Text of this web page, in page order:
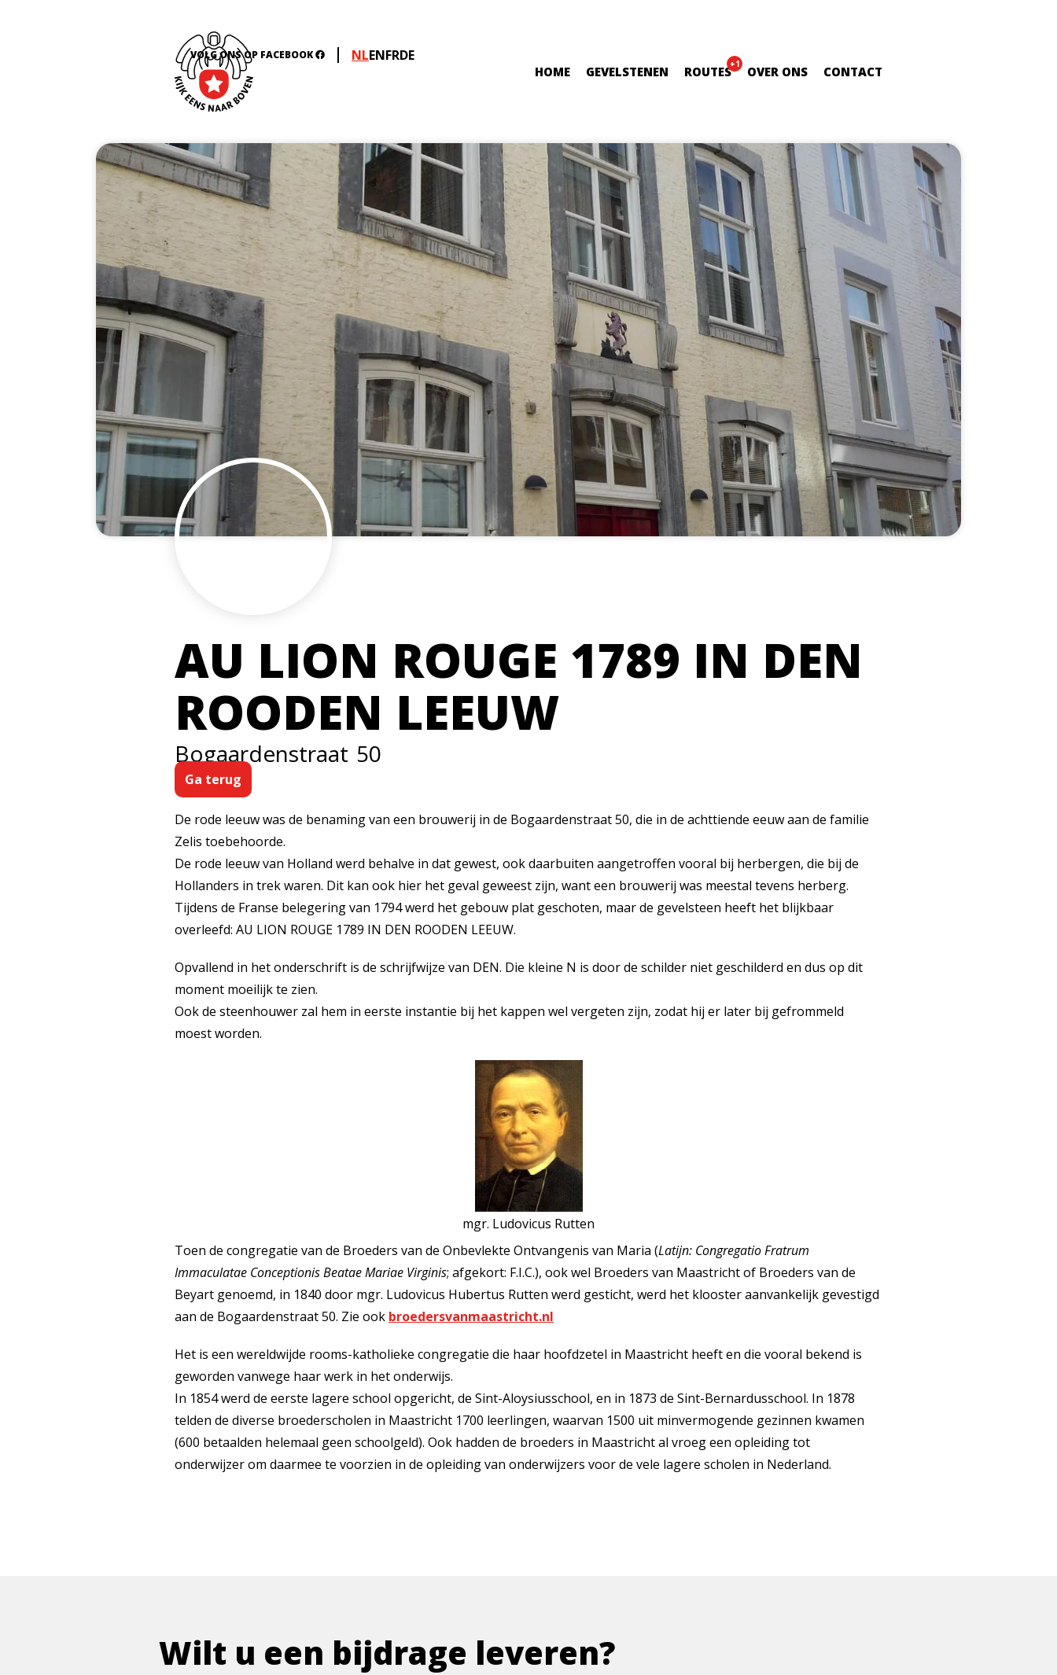
VOLG ONS OP FACEBOOK NLENFRDE
HOME GEVELSTENEN ROUTES+1 OVER ONS CONTACT
AU LION ROUGE 1789 IN DEN
ROODEN LEEUW
Bogaardenstraat 50
Ga terug
De rode leeuw was de benaming van een brouwerij in de Bogaardenstraat 50, die in de achttiende eeuw aan de familie
Zelis toebehoorde.
De rode leeuw van Holland werd behalve in dat gewest, ook daarbuiten aangetroffen vooral bij herbergen, die bij de
Hollanders in trek waren. Dit kan ook hier het geval geweest zijn, want een brouwerij was meestal tevens herberg.
Tijdens de Franse belegering van 1794 werd het gebouw plat geschoten, maar de gevelsteen heeft het blijkbaar
overleefd: AU LION ROUGE 1789 IN DEN ROODEN LEEUW.
Opvallend in het onderschrift is de schrijfwijze van DEN. Die kleine N is door de schilder niet geschilderd en dus op dit
moment moeilijk te zien.
Ook de steenhouwer zal hem in eerste instantie bij het kappen wel vergeten zijn, zodat hij er later bij gefrommeld
moest worden.
mgr. Ludovicus Rutten
Toen de congregatie van de Broeders van de Onbevlekte Ontvangenis van Maria (Latijn: Congregatio Fratrum
Immaculatae Conceptionis Beatae Mariae Virginis; afgekort: F.I.C.), ook wel Broeders van Maastricht of Broeders van de
Beyart genoemd, in 1840 door mgr. Ludovicus Hubertus Rutten werd gesticht, werd het klooster aanvankelijk gevestigd
aan de Bogaardenstraat 50. Zie ook broedersvanmaastricht.nl
Het is een wereldwijde rooms-katholieke congregatie die haar hoofdzetel in Maastricht heeft en die vooral bekend is
geworden vanwege haar werk in het onderwijs.
In 1854 werd de eerste lagere school opgericht, de Sint-Aloysiusschool, en in 1873 de Sint-Bernardusschool. In 1878
telden de diverse broederscholen in Maastricht 1700 leerlingen, waarvan 1500 uit minvermogende gezinnen kwamen
(600 betaalden helemaal geen schoolgeld). Ook hadden de broeders in Maastricht al vroeg een opleiding tot
onderwijzer om daarmee te voorzien in de opleiding van onderwijzers voor de vele lagere scholen in Nederland.
Wilt u een bijdrage leveren?